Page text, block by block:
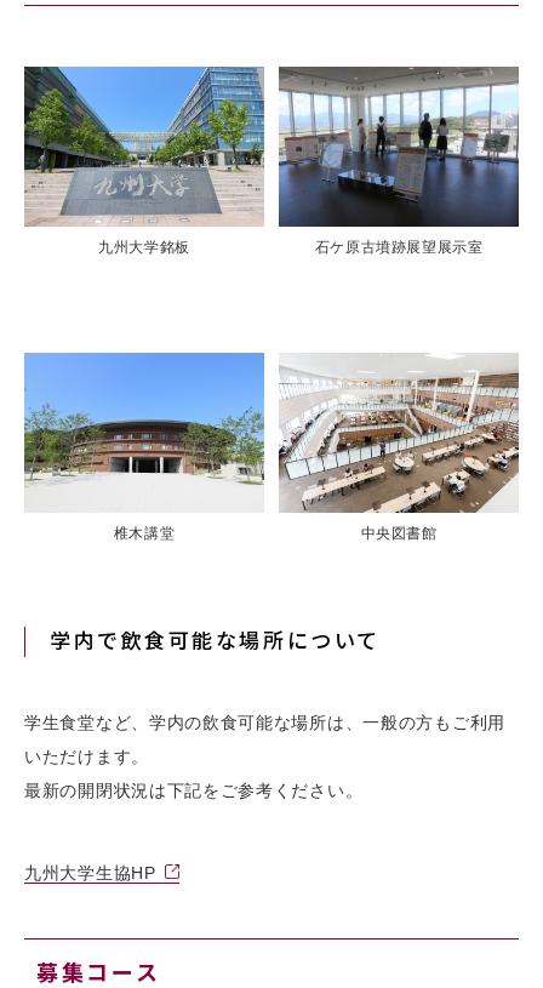
九州大学銘板 石ケ原古墳跡展望展示室
椎木講堂 中央図書館
学内で飲食可能な場所について
学生食堂など、学内の飲食可能な場所は、一般の方もご利用
いただけます。
最新の開閉状況は下記をご参考ください。
九州大学生協HP
募集コース